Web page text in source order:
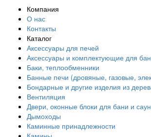
Компания
О нас
Контакты
Каталог
Аксессуары для печей
Аксессуары и комплектующие для
Баки, теплообменники
Банные печи (дровяные, газовые,
Бондарные и другие изделия из
Вентиляция
Двери, оконные блоки для бани и
Дымоходы
Каминные принадлежности